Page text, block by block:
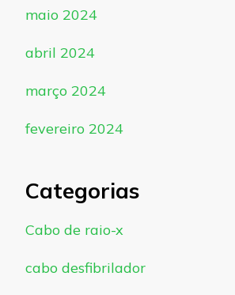
maio 2024
abril 2024
março 2024
fevereiro 2024
Categorias
Cabo de raio-x
cabo desfibrilador